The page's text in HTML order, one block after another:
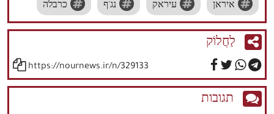
איראן עיראק נג'ף כרבלה
לַחֲלוֹק
https://nournews.ir/n/329133
תגובות